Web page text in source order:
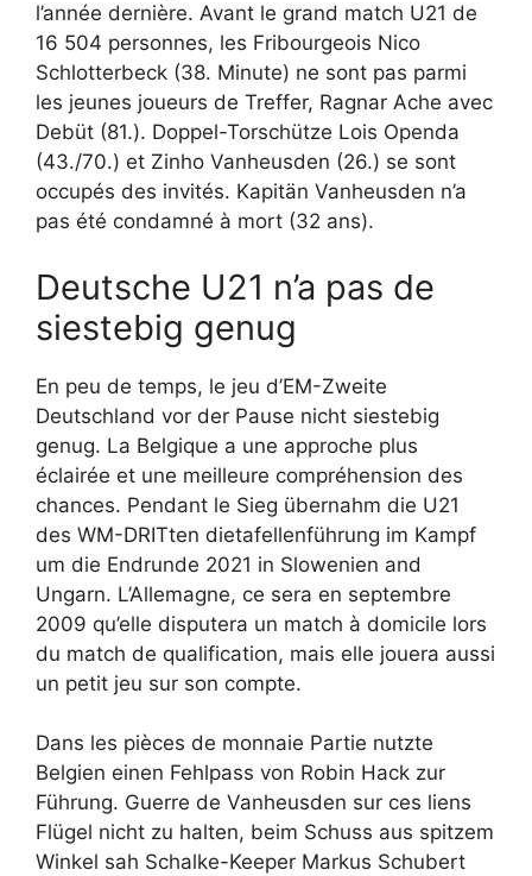
l’année dernière. Avant le grand match U21 de
16 504 personnes, les Fribourgeois Nico
Schlotterbeck (38. Minute) ne sont pas parmi
les jeunes joueurs de Treffer, Ragnar Ache avec
Debüt (81.). Doppel-Torschütze Lois Openda
(43./70.) et Zinho Vanheusden (26.) se sont
occupés des invités. Kapitän Vanheusden n’a
pas été condamné à mort (32 ans).
Deutsche U21 n’a pas de
siestebig genug
En peu de temps, le jeu d’EM-Zweite
Deutschland vor der Pause nicht siestebig
genug. La Belgique a une approche plus
éclairée et une meilleure compréhension des
chances. Pendant le Sieg übernahm die U21
des WM-DRITten dietafellenführung im Kampf
um die Endrunde 2021 in Slowenien and
Ungarn. L’Allemagne, ce sera en septembre
2009 qu’elle disputera un match à domicile lors
du match de qualification, mais elle jouera aussi
un petit jeu sur son compte.
Dans les pièces de monnaie Partie nutzte
Belgien einen Fehlpass von Robin Hack zur
Führung. Guerre de Vanheusden sur ces liens
Flügel nicht zu halten, beim Schuss aus spitzem
Winkel sah Schalke-Keeper Markus Schubert